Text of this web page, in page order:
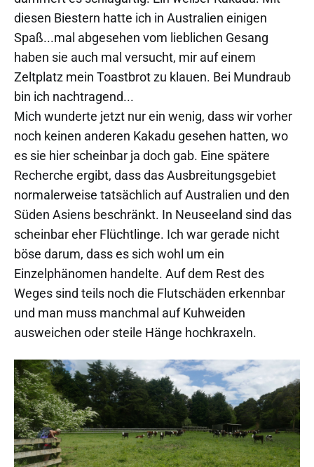
diesen Biestern hatte ich in Australien einigen
Spaß...mal abgesehen vom lieblichen Gesang
haben sie auch mal versucht, mir auf einem
Zeltplatz mein Toastbrot zu klauen. Bei Mundraub
bin ich nachtragend...
Mich wunderte jetzt nur ein wenig, dass wir vorher
noch keinen anderen Kakadu gesehen hatten, wo
es sie hier scheinbar ja doch gab. Eine spätere
Recherche ergibt, dass das Ausbreitungsgebiet
normalerweise tatsächlich auf Australien und den
Süden Asiens beschränkt. In Neuseeland sind das
scheinbar eher Flüchtlinge. Ich war gerade nicht
böse darum, dass es sich wohl um ein
Einzelphänomen handelte. Auf dem Rest des
Weges sind teils noch die Flutschäden erkennbar
und man muss manchmal auf Kuhweiden
ausweichen oder steile Hänge hochkraxeln.